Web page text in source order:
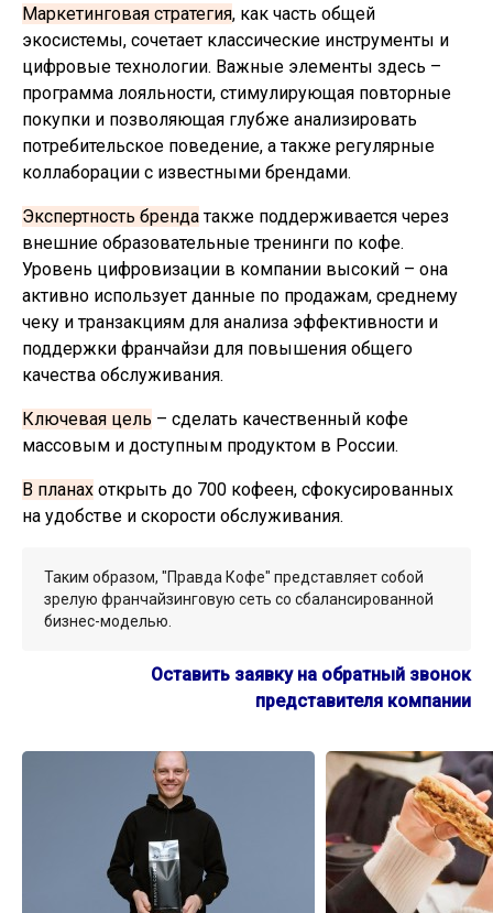
Маркетинговая стратегия, как часть общей
экосистемы, сочетает классические инструменты и
цифровые технологии. Важные элементы здесь –
программа лояльности, стимулирующая повторные
покупки и позволяющая глубже анализировать
потребительское поведение, а также регулярные
коллаборации с известными брендами.
Экспертность брендатакже поддерживается через
внешние образовательные тренинги по кофе.
Уровень цифровизации в компании высокий – она
активно использует данные по продажам, среднему
чеку и транзакциям для анализа эффективности и
поддержки франчайзи для повышения общего
качества обслуживания.
Ключевая цель – сделать качественный кофе
массовым и доступным продуктом в России.
В планах открыть до 700 кофеен, сфокусированных
на удобстве и скорости обслуживания.
Таким образом, "Правда Кофе" представляет собой
зрелую франчайзинговую сеть со сбалансированной
бизнес-моделью.
Оставить заявку на обратный звонок
представителя компании